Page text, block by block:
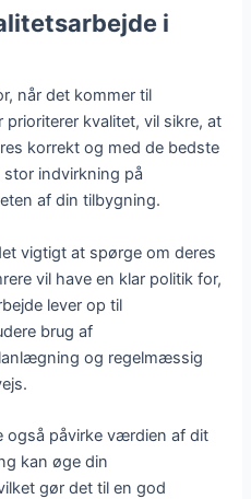
i
når det kommer til
prioriterer kvalitet, vil sikre, at
korrekt og med de bedste
stor indvirkning på
af din tilbygning.
vigtigt at spørge om deres
vil have en klar politik for,
lever op til
brug af
og regelmæssig
også påvirke værdien af dit
kan øge din
gør det til en god